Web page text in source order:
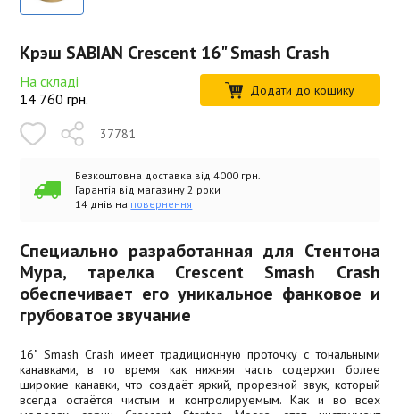
Крэш SABIAN Crescent 16" Smash Crash
На складі
14 760 грн. Додати до кошику
37781
Безкоштовна доставка від 4000 грн.
Гарантія від магазину 2 роки
14 днів на повернення
Специально разработанная для Стентона
Мура, тарелка Crescent Smash Crash
обеспечивает его уникальное фанковое и
грубоватое звучание
16" Smash Crash имеет традиционную проточку с тональными
канавками, в то время как нижняя часть содержит более
широкие канавки, что создаёт яркий, прорезной звук, который
всегда остаётся чистым и контролируемым. Как и во всех